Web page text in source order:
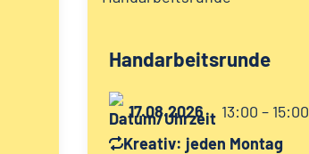
Handarbeitsrunde
17.08.2026
13:00 – 15:00
Kreativ: jeden Montag